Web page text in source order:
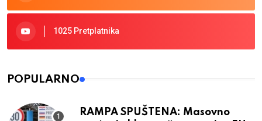
1025 Pretplatnika
POPULARNO
RAMPA SPUŠTENA: Masovno